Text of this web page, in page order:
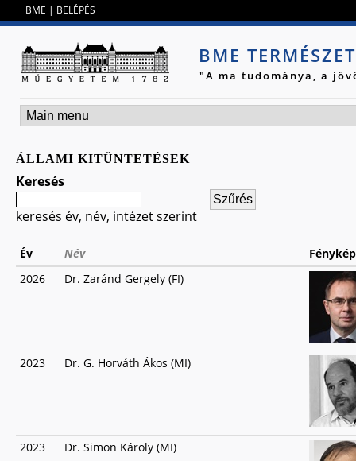
BME | BELÉPÉS
BME
"A ma tudománya, a
ÁLLAMI KITÜNTETÉSEK
Keresés
keresés év, név, intézet szerint
Év Név
Fénykép
2026
Dr. Zaránd Gergely (FI)
2023 Dr. G. Horváth Ákos (MI)
2023 Dr. Simon Károly (MI)